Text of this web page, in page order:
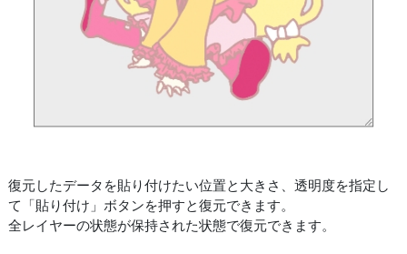
復元したデータを貼り付けたい位置と大きさ、透明度を指定し
て「貼り付け」ボタンを押すと復元できます。
全レイヤーの状態が保持された状態で復元できます。